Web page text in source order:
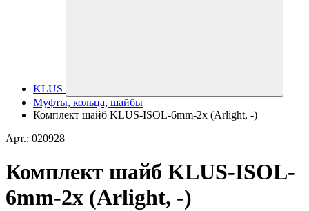
KLUS
Муфты, кольца, шайбы
Комплект шайб KLUS-ISOL-6mm-2x (Arlight, -)
Арт.: 020928
Комплект шайб KLUS-ISOL-
6mm-2x (Arlight, -)